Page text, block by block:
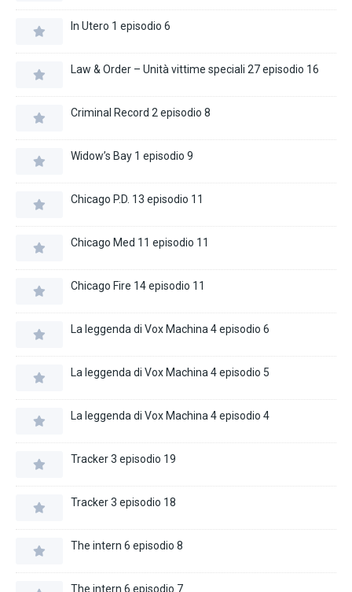
In Utero 1 episodio 6
Law & Order – Unità vittime speciali 27 episodio 16
Criminal Record 2 episodio 8
Widow’s Bay 1 episodio 9
Chicago P.D. 13 episodio 11
Chicago Med 11 episodio 11
Chicago Fire 14 episodio 11
La leggenda di Vox Machina 4 episodio 6
La leggenda di Vox Machina 4 episodio 5
La leggenda di Vox Machina 4 episodio 4
Tracker 3 episodio 19
Tracker 3 episodio 18
The intern 6 episodio 8
The intern 6 episodio 7